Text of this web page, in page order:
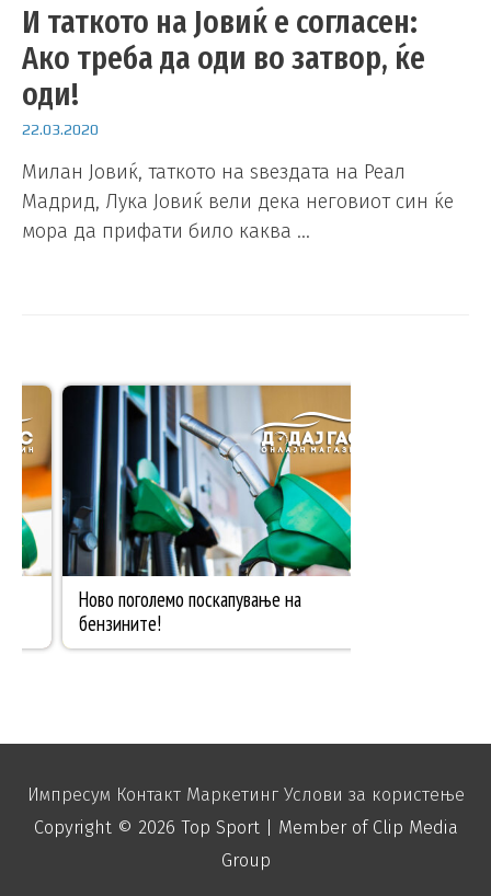
И таткото на Јовиќ е согласен:
Ако треба да оди во затвор, ќе
оди!
22.03.2020
Милан Јовиќ, таткото на ѕвездата на Реал
Мадрид, Лука Јовиќ вели дека неговиот син ќе
мора да прифати било каква …
Импресум Контакт Маркетинг Услови за користење
Copyright © 2026 Top Sport| Member of Clip Media
Group